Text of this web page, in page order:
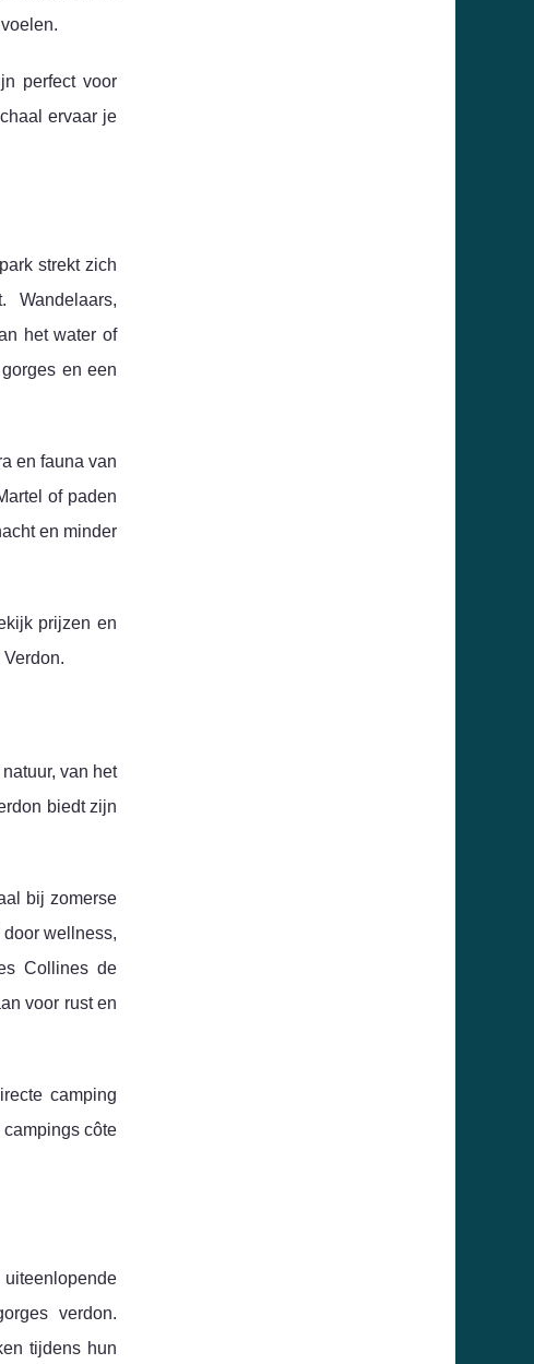
perfect voor
ervaar je
strekt zich
Wandelaars,
het water of
en een
en fauna van
of paden
en minder
prijzen en
van het
biedt zijn
bij zomerse
wellness,
Collines de
voor rust en
camping
côte
verdon.
tijdens hun